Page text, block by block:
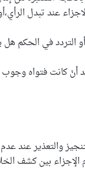
عند تبدل
في الحكم هل
كانت فتواه
والتعذير
بين كشف